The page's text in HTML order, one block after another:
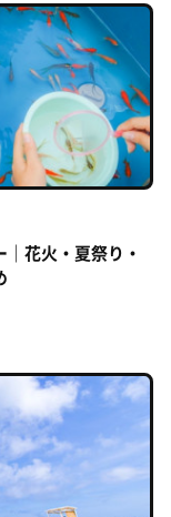
花火・夏祭り・